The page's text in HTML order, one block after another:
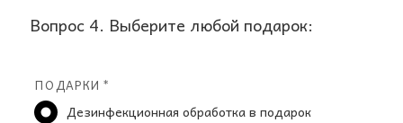
Вопрос 4. Выберите любой подарок:
ПОДАРКИ *
Дезинфекционная обработка в подарок